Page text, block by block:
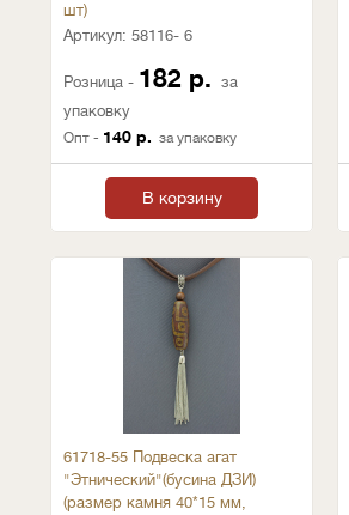
шт)
Артикул: 58116- 6
Розница - 182 р. за
упаковку
Опт - 140 р. за упаковку
В корзину
61718-55 Подвеска агат
"Этнический"(бусина ДЗИ)
(размер камня 40*15 мм,